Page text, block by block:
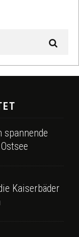
spannende
Kaiserbäder